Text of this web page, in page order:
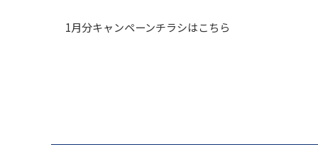
1月分キャンペーンチラシはこちら